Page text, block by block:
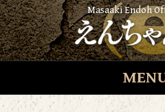
Masaaki Endoh